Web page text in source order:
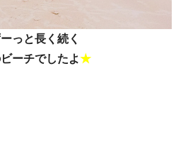
っと長く続く
ーチでしたよ★